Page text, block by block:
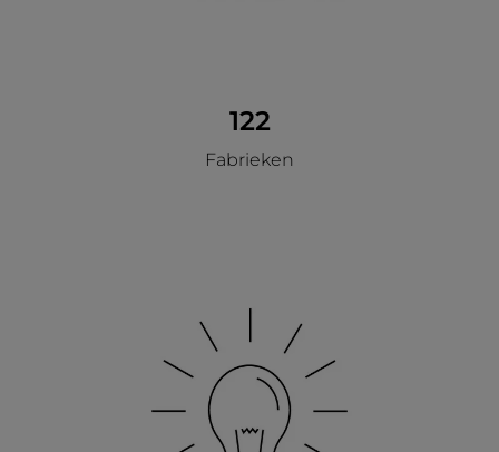
122
Fabrieken